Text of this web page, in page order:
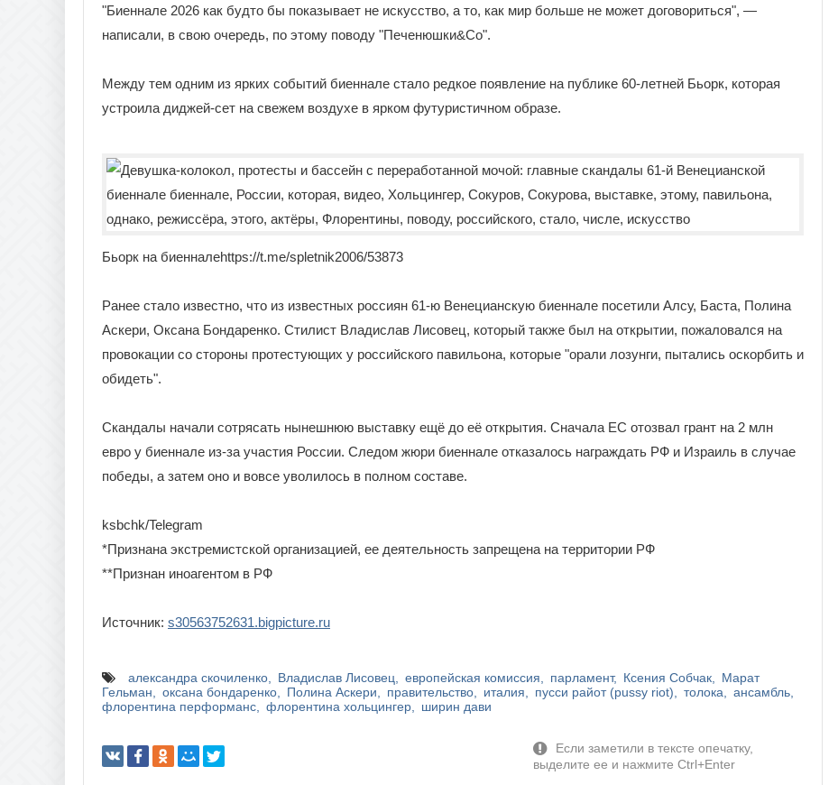
"Биеннале 2026 как будто бы показывает не искусство, а то, как мир больше не может договориться", —
написали, в свою очередь, по этому поводу "Печенюшки&Co".
Между тем одним из ярких событий биеннале стало редкое появление на публике 60-летней Бьорк, которая
устроила диджей-сет на свежем воздухе в ярком футуристичном образе.
Бьорк на биенналеhttps://t.me/spletnik2006/53873
Ранее стало известно, что из известных россиян 61-ю Венецианскую биеннале посетили Алсу, Баста, Полина
Аскери, Оксана Бондаренко. Стилист Владислав Лисовец, который также был на открытии, пожаловался на
провокации со стороны протестующих у российского павильона, которые "орали лозунги, пытались оскорбить и
обидеть".
Скандалы начали сотрясать нынешнюю выставку ещё до её открытия. Сначала ЕС отозвал грант на 2 млн
евро у биеннале из-за участия России. Следом жюри биеннале отказалось награждать РФ и Израиль в случае
победы, а затем оно и вовсе уволилось в полном составе.
ksbchk/Telegram
*Признана экстремистской организацией, ее деятельность запрещена на территории РФ
**Признан иноагентом в РФ
Источник: s30563752631.bigpicture.ru
александра скочиленко Владислав Лисовец европейская комиссия парламент Ксения Собчак
Марат
Гельман
оксана бондаренко Полина Аскери правительство италия пусси райот (pussy riot) толока
ансамбль
флорентина перформанс
флорентина хольцингер ширин дави